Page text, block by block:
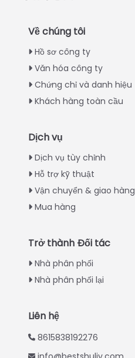
Về chúng tôi
Hồ sơ công ty
Văn hóa công ty
Chứng chỉ và danh hiệu
Khách hàng toàn cầu
Dịch vụ
Dịch vụ tùy chỉnh
Hỗ trợ kỹ thuật
Vận chuyển & giao hàng
Mua hàng
Trở thành Đối tác
Nhà phân phối
Nhà phân phối lại
Liên hệ
8615838192276
Korean
Swahili
Urdu
Greek
Italian